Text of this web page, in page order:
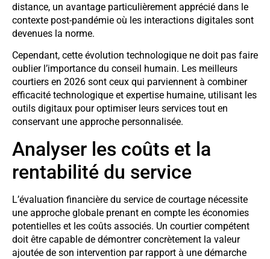
distance, un avantage particulièrement apprécié dans le
contexte post-pandémie où les interactions digitales sont
devenues la norme.
Cependant, cette évolution technologique ne doit pas faire
oublier l’importance du conseil humain. Les meilleurs
courtiers en 2026 sont ceux qui parviennent à combiner
efficacité technologique et expertise humaine, utilisant les
outils digitaux pour optimiser leurs services tout en
conservant une approche personnalisée.
Analyser les coûts et la
rentabilité du service
L’évaluation financière du service de courtage nécessite
une approche globale prenant en compte les économies
potentielles et les coûts associés. Un courtier compétent
doit être capable de démontrer concrètement la valeur
ajoutée de son intervention par rapport à une démarche